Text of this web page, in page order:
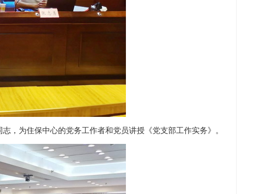
，为住保中心的党务工作者和党员讲授《党支部工作实务》。